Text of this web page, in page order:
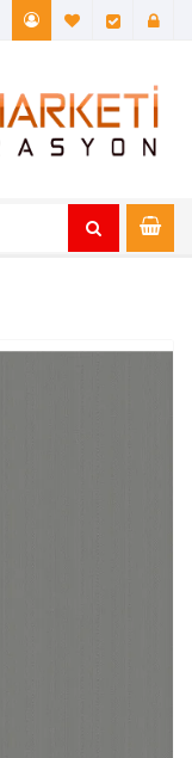
A. Listem